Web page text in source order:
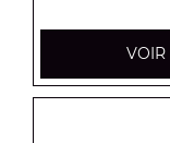
Panini
Tomates VOIR